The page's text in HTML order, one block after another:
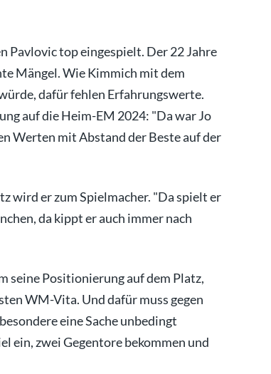
top eingespielt. Der 22 Jahre
Mängel. Wie Kimmich mit dem
dafür fehlen Erfahrungswerte.
auf die Heim-EM 2024: "Da war Jo
Werten mit Abstand der Beste auf der
wird er zum Spielmacher. "Da spielt er
da kippt er auch immer nach
seine Positionierung auf dem Platz,
WM-Vita. Und dafür muss gegen
eine Sache unbedingt
ein, zwei Gegentore bekommen und